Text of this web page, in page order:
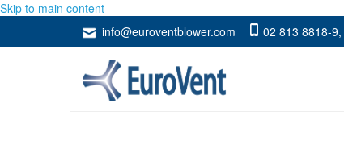
Skip to main content
info@euroventblower.com 02 813 8818-9,